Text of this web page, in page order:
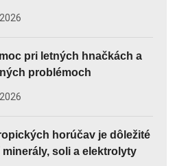
pri letných hnačkách a
problémoch
horúčav je dôležité
soli a elektrolyty